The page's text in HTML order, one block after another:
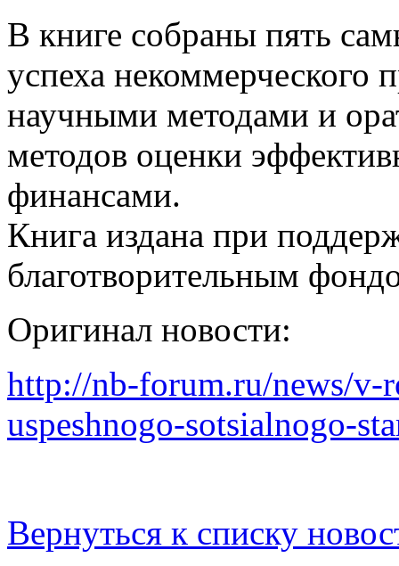
В книге собраны пять
успеха некоммерческого
научными методами и
методов оценки
финансами.
Книга издана при
благотворительным
Оригинал новости:
http://nb-forum.ru/news/v-
uspeshnogo-sotsialnogo-
Вернуться к списку